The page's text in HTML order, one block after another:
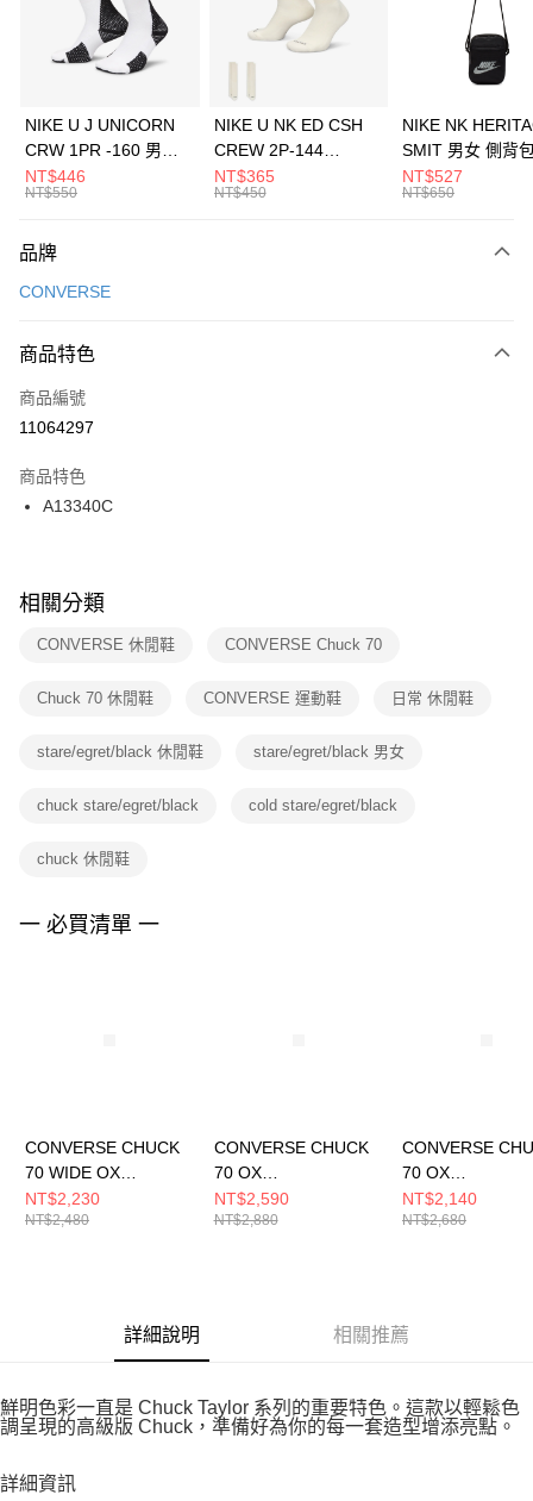
合作金庫商業銀行
第一商業銀行
華南商業銀行
彰化商業銀行
上海商業儲蓄銀行
元大商業銀行
台灣樂天信用卡公司
Apple Pay
全盈+PAY
AFTEE先享後付
【關於「AFTEE先享後付」】
便利好安心！
３．安心：先確認商品／服務後，再付款。
【「AFTEE先享後付」結帳流程】
１．於結帳方式選擇「AFTEE先享後付」後，將跳轉至「AFTEE先享後付」
２．訂單成立數日內，您將收到繳費通知簡訊。
３．收到繳費通知簡訊後14天內，點擊此簡訊中的連結，可透過四大超商／
ATM／網路銀行／等多元方式進行付款，方視為交易完成。
※ 交易是否成功請以「AFTEE先享後付 」之結帳頁面顯示為準，若有關於
是否繳費成功／繳費後需取消欲退款等相關疑問，請聯繫「AFTEE先享後付
客戶支援中心」 https://netprotections.freshdesk.com/support/home
１．透過由恩沛科技股份有限公司提供之「AFTEE先享後付」服務完成之交
權轉讓予恩沛科技股份有限公司。
３．未成年的使用者請事先徵得法定代理人或監護人之同意方可使用
任。
請求用戶進行身份認證。
５．嚴禁一人註冊多個帳號或使用他人資訊註冊。若發現惡意使用之情形，
運送方式
每筆NT$100，滿NT$1,500(含以上)免運費
宅配
每筆NT$100，滿NT$1,500(含以上)免運費
付款後門市自取
每筆NT$100，滿NT$1,500(含以上)免運費
NIKE U J UNICORN
CRW 1PR -160 男女
中統襪 FZ3393100
NT$446
NT$550
NIKE U NK ED CSH
CREW 2P-144
EMBRDY 男女 短統襪
FZ3073133
NT$365
NT$450
NIKE NK
SMIT 男女 側背
BA5871010
NT$527
NT$650
品牌
CONVERSE
商品特色
商品編號
11064297
商品特色
A13340C
相關分類
CONVERSE 休閒鞋 CONVERSE Chuck 70
Chuck 70 休閒鞋 CONVERSE 運動鞋 日常 休閒鞋
stare/egret/black 休閒鞋 stare/egret/black 男女
chuck stare/egret/black cold stare/egret/black
chuck 休閒鞋
一 必買清單 一
CONVERSE CHUCK
70 WIDE OX
BLACK/BLACK/EGRE
T 男女 休閒鞋
NT$2,230
NT$2,480
CONVERSE CHUCK
70 OX
EGRET/EGRET/EGR
ET 男女 休閒鞋
NT$2,590
NT$2,880
CONVERSE
70 OX
PAPYRUS/
ACK 男女 休閒鞋
NT$2,140
NT$2,680
詳細說明 相關推薦
鮮明色彩一直是 Chuck Taylor 系列的重要特色。這款以輕鬆色
調呈現的高級版 Chuck，準備好為你的每一套造型增添亮點。
詳細資訊